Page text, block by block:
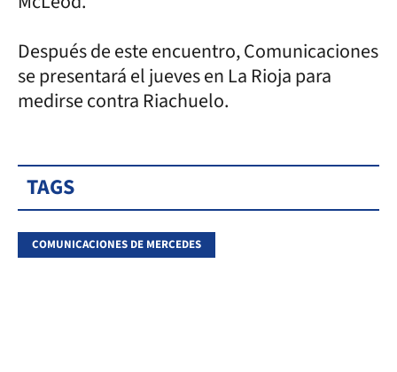
Después de este encuentro, Comunicaciones
se presentará el jueves en La Rioja para
medirse contra Riachuelo.
TAGS
COMUNICACIONES DE MERCEDES